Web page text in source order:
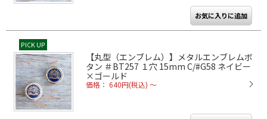
PICK UP
【丸型（エンブレム）】メタルエンブレムボ
タン ＃BT257 １穴 15mm C/#G58 ネイビー
×ゴールド
価格： 640円(税込) ～